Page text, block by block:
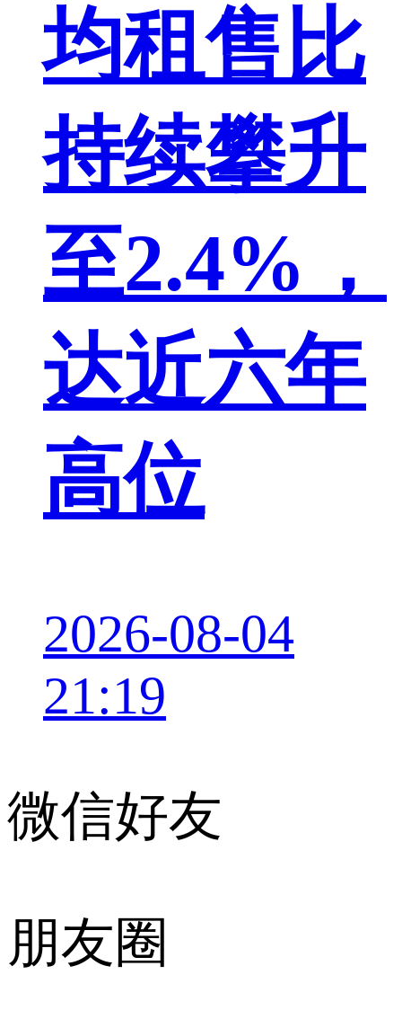
均租售比
持续攀升
至2.4%，
达近六年
高位
2026-08-04
21:19
微信好友
朋友圈